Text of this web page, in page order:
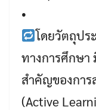
•
โดยวัตถุปร
ทางการศึกษา
สำคัญของการ
(Active